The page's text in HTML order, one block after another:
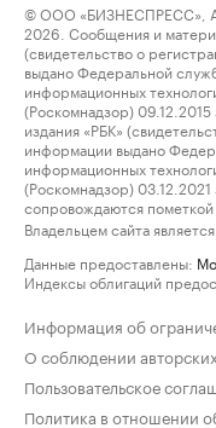
© ООО «БИЗНЕСПРЕСС»,
2026. Сообщения и
(свидетельство о
выдано Федеральной
информационных
(Роскомнадзор)
издания «РБК»
информации выдано
информационных
(Роскомнадзор)
сопровождаются пометкой
Владельцем сайта
Данные предоставлены:
Индексы облигаций
Информация об
О соблюдении
Пользовательское
Политика в отношении